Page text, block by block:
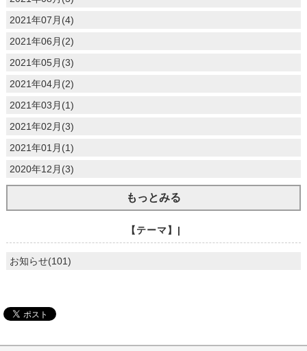
2021年07月(4)
2021年06月(2)
2021年05月(3)
2021年04月(2)
2021年03月(1)
2021年02月(3)
2021年01月(1)
2020年12月(3)
もっとみる
【テーマ】|
お知らせ(101)